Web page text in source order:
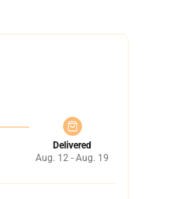
Delivered
Aug. 12 - Aug. 19